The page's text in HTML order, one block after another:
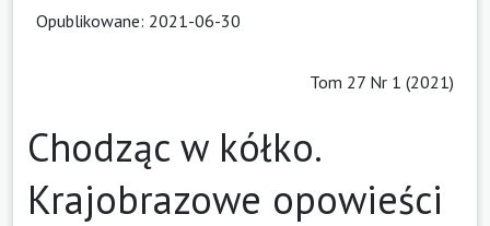
Opublikowane: 2021-06-30
Tom 27 Nr 1 (2021)
Chodząc w kółko.
Krajobrazowe opowieści